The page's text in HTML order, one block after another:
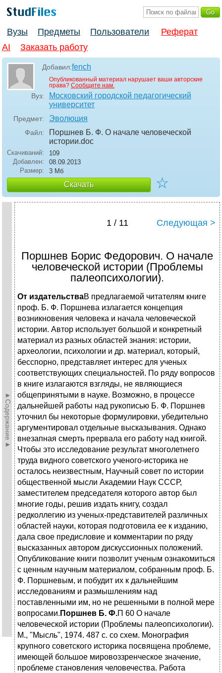
Вузы Предметы Пользователи
Реферат
AI
Заказать работу
Добавил:fench
Опубликованный материал нарушает ваши авторские
права? Сообщите нам.
Вуз:
Московский городской педагогический
университет
Предмет: Эволюция
Файл:
Поршнев Б. Ф. О начале человеческой
истории.doc
Скачиваний:
109
Добавлен:
08.09.2013
Размер:
3 Мб
Скачать ☆
►Содержание►
1 / 11 Следующая >
Поршнев Борис Федорович. О начале
человеческой истории (Проблемы
палеопсихологии).
От издательстваВ предлагаемой читателям книге
проф. Б. Ф. Поршнева излагается концепция
возникновения человека и начала человеческой
истории. Автор использует большой и конкретный
материал из разных областей знания: истории,
археологии, психологии и др. материал, который,
бесспорно, представляет интерес для ученых
соответствующих специальностей. По ряду вопросов
в книге излагаются взгляды, не являющиеся
общепринятыми в науке. Возможно, в процессе
дальнейшей работы над рукописью Б. Ф. Поршнев
уточнил бы некоторые формулировки, убедительно
аргументировал отдельные высказывания. Однако
внезапная смерть прервала его работу над книгой.
Чтобы это исследование результат многолетнего
труда видного советского ученого-историка не
осталось неизвестным, Научный совет по истории
общественной мысли Академии Наук СССР,
заместителем председателя которого автор был
многие годы, решив издать книгу, создал
редколлегию из ученых-представителей различных
областей науки, которая подготовила ее к изданию,
дала свое предисловие и комментарии по ряду
высказанных автором дискуссионных положений.
Опубликование книги позволит ученым ознакомиться
с ценным научным материалом, собранным проф. Б.
Ф. Поршневым, и побудит их к дальнейшим
исследованиям и размышлениям над
поставленными им, но не решенными в полной мере
вопросами. Поршнев Б. Ф.П 60 О начале
человеческой истории (Проблемы палеопсихологии).
М., "Мысль", 1974. 487 с. со схем. Монография
крупного советского историка посвящена проблеме,
имеющей большое мировоззренческое значение,
проблеме становления человечества. Работа